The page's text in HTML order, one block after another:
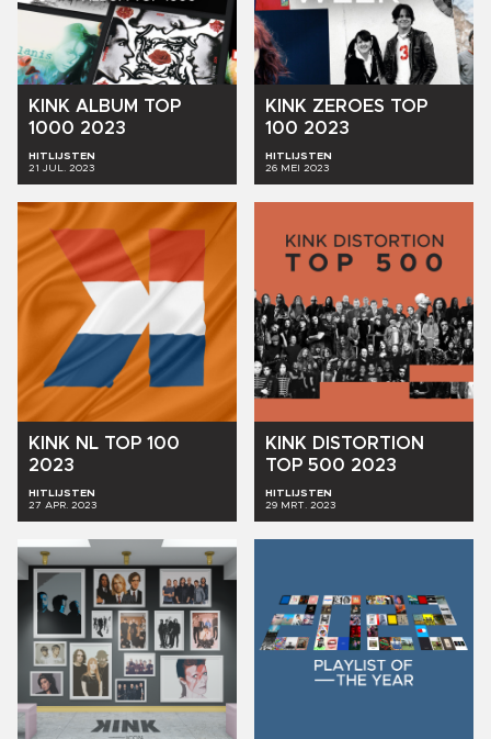
KINK ALBUM TOP
1000 2023
HITLIJSTEN
21 JUL. 2023
KINK ZEROES TOP
100 2023
HITLIJSTEN
26 MEI 2023
KINK NL TOP 100
2023
HITLIJSTEN
27 APR. 2023
KINK DISTORTION
TOP 500 2023
HITLIJSTEN
29 MRT. 2023